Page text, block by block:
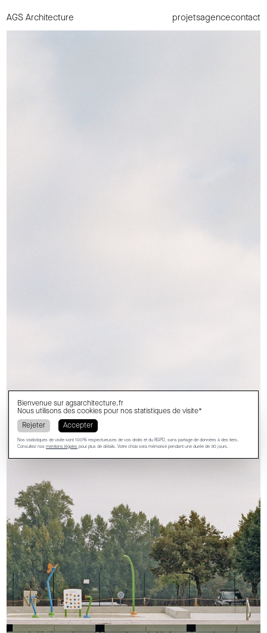
AGS Architecture projetsagencecontact
Bienvenue sur agsarchitecture.fr
Nous utilisons des cookies pour nos statistiques de visite*
Rejeter
Accepter
Nos statistiques de visite sont 100% respectueuses de vos droits et du RGPD, sans partage de données à des tiers.
Consultez nos mentions légales pour plus de détails. Votre choix sera mémorisé pendant une durée de 30 jours.